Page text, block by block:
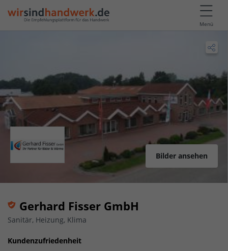
Menü
Bilder ansehen
Gerhard Fisser GmbH
Sanitär, Heizung, Klima
Kundenzufriedenheit